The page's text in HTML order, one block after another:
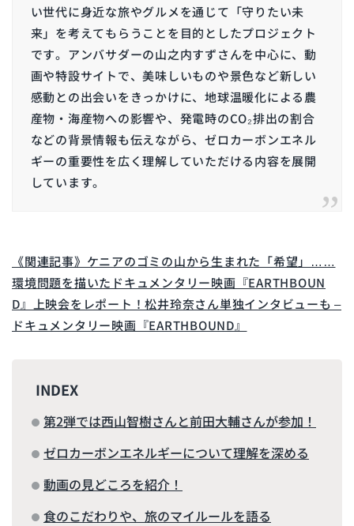
い世代に身近な旅やグルメを通じて「守りたい未
来」を考えてもらうことを目的としたプロジェクト
です。アンバサダーの山之内すずさんを中心に、動
画や特設サイトで、美味しいものや景色など新しい
感動との出会いをきっかけに、地球温暖化による農
産物・海産物への影響や、発電時のCO₂排出の割合
などの背景情報も伝えながら、ゼロカーボンエネル
ギーの重要性を広く理解していただける内容を展開
しています。
《関連記事》ケニアのゴミの山から生まれた「希望」……
環境問題を描いたドキュメンタリー映画『EARTHBOUN
D』上映会をレポート！松井玲奈さん単独インタビューも –
ドキュメンタリー映画『EARTHBOUND』
INDEX
第2弾では西山智樹さんと前田大輔さんが参加！
ゼロカーボンエネルギーについて理解を深める
動画の見どころを紹介！
食のこだわりや、旅のマイルールを語る